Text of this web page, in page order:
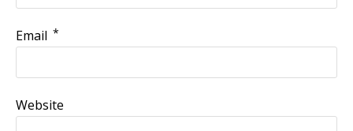
Email *
Website